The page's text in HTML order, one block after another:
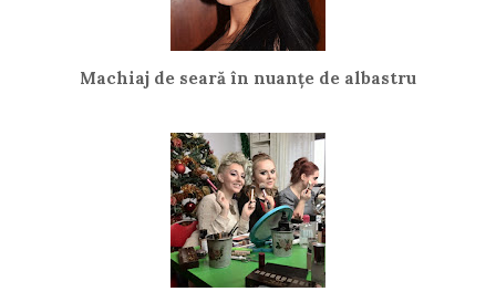
Machiaj de seară în nuanțe de albastru